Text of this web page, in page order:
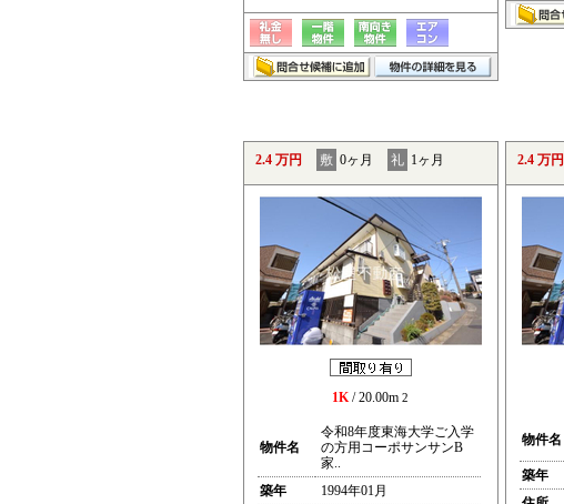
2.4 万円 敷 0ヶ月 礼 1ヶ月
1K/ 20.00m 2
物件名
令和8年度東海大学ご入学
の方用コーポサンサンB
家..
築年
1994年01月
2.4 万円
物件名
築年